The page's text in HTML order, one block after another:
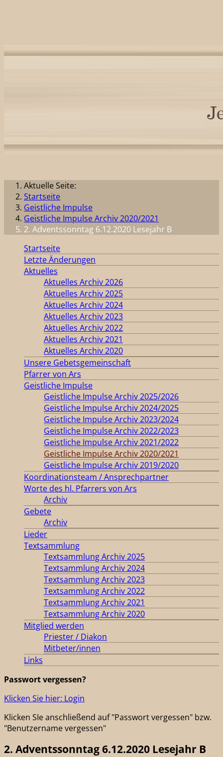
Aktuelle Seite:
Startseite
Geistliche Impulse
Geistliche Impulse Archiv 2020/2021
2. Adventssonntag 6.12.2020 Lesejahr B
Startseite
Letzte Änderungen
Aktuelles
Aktuelles Archiv 2026
Aktuelles Archiv 2025
Aktuelles Archiv 2024
Aktuelles Archiv 2023
Aktuelles Archiv 2022
Aktuelles Archiv 2021
Aktuelles Archiv 2020
Unsere Gebetsgemeinschaft
Pfarrer von Ars
Geistliche Impulse
Geistliche Impulse Archiv 2025/2026
Geistliche Impulse Archiv 2024/2025
Geistliche Impulse Archiv 2023/2024
Geistliche Impulse Archiv 2022/2023
Geistliche Impulse Archiv 2021/2022
Geistliche Impulse Archiv 2020/2021
Geistliche Impulse Archiv 2019/2020
Koordinationsteam / Ansprechpartner
Worte des hl. Pfarrers von Ars
Archiv
Gebete
Archiv
Lieder
Textsammlung
Textsammlung Archiv 2025
Textsammlung Archiv 2024
Textsammlung Archiv 2023
Textsammlung Archiv 2022
Textsammlung Archiv 2021
Textsammlung Archiv 2020
Mitglied werden
Priester / Diakon
Mitbeter/innen
Links
Passwort vergessen?
Klicken Sie hier: Login
Klicken SIe anschließend auf "Passwort vergessen" bzw.
"Benutzername vergessen"
2. Adventssonntag 6.12.2020 Lesejahr B